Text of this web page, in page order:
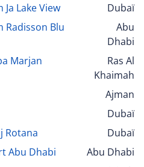
Lake View
Dubaï
Radisson Blu
Abu
Dhabi
Marjan
Ras Al
Khaimah
Ajman
Dubaï
Rotana
Dubaï
Abu Dhabi
Abu Dhabi